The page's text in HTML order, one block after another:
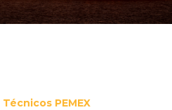
PEMEX